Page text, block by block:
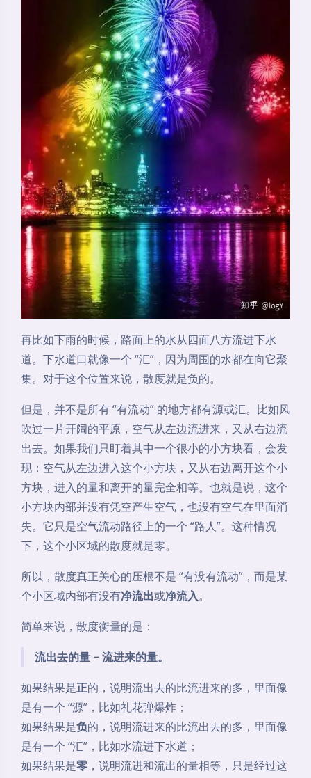
再比如下雨的时候，路面上的水从四面八方流进下水
道。下水道口就像一个 “汇”，因为周围的水都在向它聚
集。对于这个位置来说，散度就是负的。
但是，并不是所有 “有流动” 的地方都有源或汇。比如风
吹过一片开阔的平原，空气从左边流进来，又从右边流
出去。如果我们只盯着其中一个很小的小方块看，会发
现：空气从左边进入这个小方块，又从右边离开这个小
方块，进入的量和离开的量完全相等。也就是说，这个
小方块内部并没有凭空产生空气，也没有空气在里面消
失。它只是空气流动路径上的一个 “路人”。这种情况
下，这个小区域的散度就是零。
所以，散度真正关心的压根不是 “有没有流动”，而是某
个小区域内部有没有净流出或净流入。
简单来说，散度衡量的是：
流出去的量 − 流进来的量。
如果结果是正的，说明流出去的比流进来的多，里面像
是有一个 “源”，比如礼花弹爆炸；
如果结果是负的，说明流进来的比流出去的多，里面像
是有一个 “汇”，比如水流进下水道；
如果结果是零 ，说明流进和流出的量相等，只是经过这